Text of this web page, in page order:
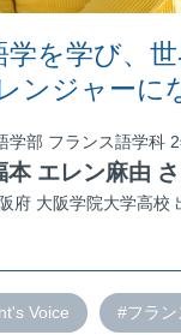
学を学び、
ンジャーに
学部 フランス語学科
本 エレン麻由
府 大阪学院大学高校
Voice #フラ